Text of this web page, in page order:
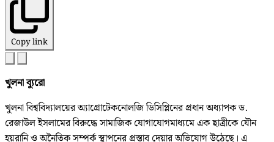
Copy link
খুলনা ব্যুরো
খুলনা বিশ্ববিদ্যালয়ের অ্যাগ্রোটেকনোলজি ডিসিপ্লিনের প্রধান অধ্যাপক ড.
রেজাউল ইসলামের বিরুদ্ধে সামাজিক যোগাযোগমাধ্যমে এক ছাত্রীকে যৌন
হয়রানি ও অনৈতিক সম্পর্ক স্থাপনের প্রস্তাব দেয়ার অভিযোগ উঠেছে। এ